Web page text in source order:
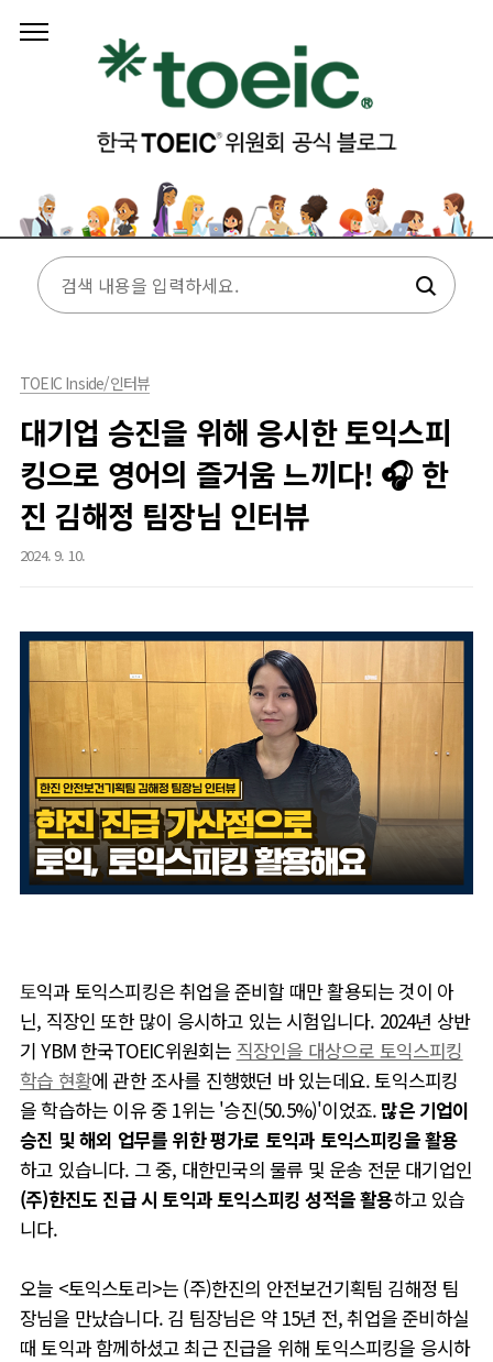
TOEIC Inside/인터뷰
대기업 승진을 위해 응시한 토익스피
킹으로 영어의 즐거움 느끼다! 🎧 한
진 김해정 팀장님 인터뷰
2024. 9. 10.
토익과 토익스피킹은 취업을 준비할 때만 활용되는 것이 아
닌, 직장인 또한 많이 응시하고 있는 시험입니다. 2024년 상반
기 YBM 한국TOEIC위원회는 직장인을 대상으로 토익스피킹
학습 현황에 관한 조사를 진행했던 바 있는데요. 토익스피킹
을 학습하는 이유 중 1위는 '승진(50.5%)'이었죠. 많은 기업이
승진 및 해외 업무를 위한 평가로 토익과 토익스피킹을 활용
하고 있습니다. 그 중, 대한민국의 물류 및 운송 전문 대기업인
(주)한진도 진급 시 토익과 토익스피킹 성적을 활용하고 있습
니다.
오늘 <토익스토리>는 (주)한진의 안전보건기획팀 김해정 팀
장님을 만났습니다. 김 팀장님은 약 15년 전, 취업을 준비하실
때 토익과 함께하셨고 최근 진급을 위해 토익스피킹을 응시하